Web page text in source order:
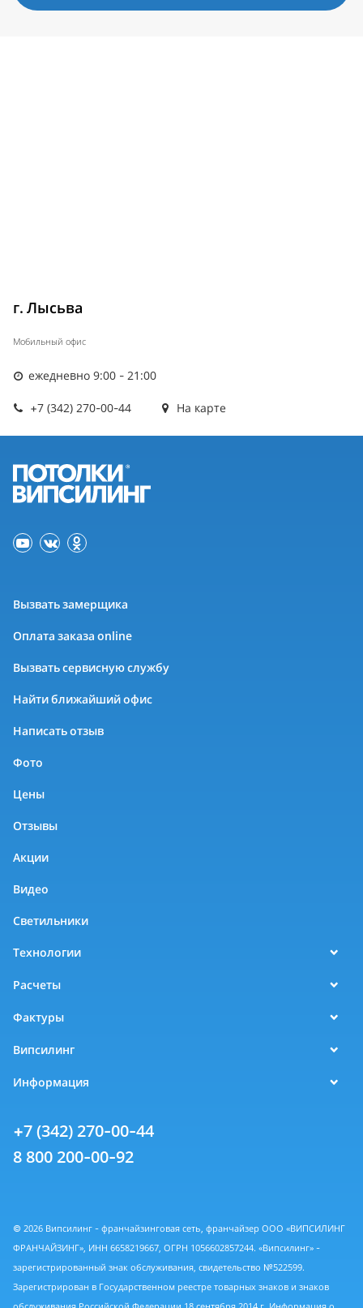
г. Лысьва
Мобильный офис
ежедневно 9:00 - 21:00
+7 (342) 270-00-44 На карте
Вызвать замерщика
Оплата заказа online
Вызвать сервисную службу
Найти ближайший офис
Написать отзыв
Фото
Цены
Отзывы
Акции
Видео
Светильники
Технологии
Расчеты
Фактуры
Випсилинг
Информация
+7 (342) 270-00-44
8 800 200-00-92
© 2026 Випсилинг - франчайзинговая сеть, франчайзер ООО «ВИПСИЛИНГ
ФРАНЧАЙЗИНГ», ИНН 6658219667, ОГРН 1056602857244. «Випсилинг» -
зарегистрированный знак обслуживания, свидетельство №522599.
Зарегистрирован в Государственном реестре товарных знаков и знаков